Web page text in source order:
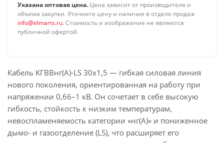
Указана оптовая цена. Цена зависит от производителя и
объема закупки. Уточните цену и наличие в отделе продаж
info@elmarts.ru. Стоимость и изображение не являются
публичной офертой.
Кабель КГВВнг(А)-LS 30х1,5 — гибкая силовая линия
нового поколения, ориентированная на работу при
напряжении 0,66–1 кВ. Он сочетает в себе высокую
гибкость, стойкость к низким температурам,
невоспламеняемость категории «нг(А)» и пониженное
дымо- и газоотделение (LS), что расширяет его